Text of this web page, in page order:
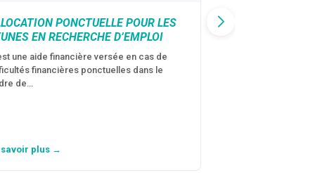
PONCTUELLE POUR LES
EN RECHERCHE D’EMPLOI
une aide financière versée en cas de
financières ponctuelles dans le
de…
savoir plus →